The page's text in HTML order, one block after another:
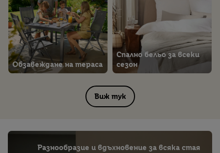
Обзавеждане на тераса
Спално бельо за всеки
сезон
Виж тук
Разнообразие и вдъхновение за всяка стая